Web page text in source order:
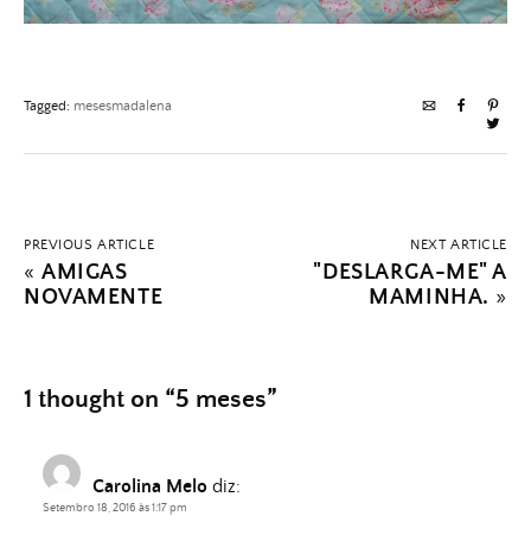
Tagged: mesesmadalena
PREVIOUS ARTICLE
«AMIGAS
NOVAMENTE
NEXT ARTICLE
"DESLARGA-ME" A
MAMINHA. »
1 thought on “5 meses”
Carolina Melo diz:
Setembro 18, 2016 às 1:17 pm